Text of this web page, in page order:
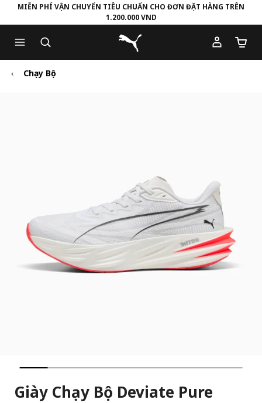
to
Main
content
to
Footer
Content
MIỄN PHÍ VẬN CHUYỂN TIÊU CHUẨN CHO ĐƠN ĐẶT HÀNG TRÊN
1.200.000 VND
Puma Trang chủ
Số
Chạy Bộ
Giày Chạy Bộ Deviate Pure